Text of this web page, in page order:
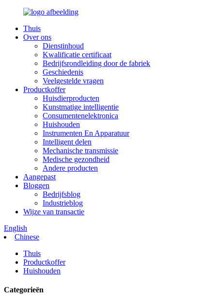
Thuis
Over ons
Dienstinhoud
Kwalificatie certificaat
Bedrijfsrondleiding door de fabriek
Geschiedenis
Veelgestelde vragen
Productkoffer
Huisdierproducten
Kunstmatige intelligentie
Consumentenelektronica
Huishouden
Instrumenten En Apparatuur
Intelligent delen
Mechanische transmissie
Medische gezondheid
Andere producten
Aangepast
Bloggen
Bedrijfsblog
Industrieblog
Wijze van transactie
English
Chinese
Thuis
Productkoffer
Huishouden
Categorieën